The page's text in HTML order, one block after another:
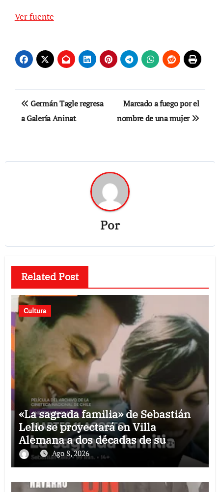
Ver fuente
Navegación
de
Germán Tagle regresa
a Galería Aninat
Marcado a fuego por el
nombre de una mujer
Por
Related Post
Cultura
«La sagrada familia» de Sebastián
Lelio se proyectará en Villa
Alemana a dos décadas de su
estrenoAgo 8, 2026